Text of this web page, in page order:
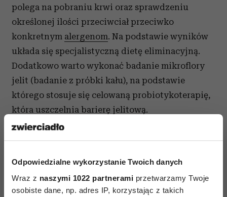
Odpowiedzialne wykorzystanie Twoich danych
Wraz z naszymi 1022 partnerami przetwarzamy Twoje
osobiste dane, np. adres IP, korzystając z takich
polega na pobraniu krwi oraz sprawdzeniu
określonej ilości przeciwciał przeciwko
konkretnym alergenom. Na podstawie wyników
układa się specjalistyczną dietę eliminacyjną.
Dodatkowo warto wykonać badanie mikroflory
jelit (badanie z próbki kału), na podstawie
którego stosuje się celowaną probiotykoterapię,
która uszczelnia barierę jelitową.
Coraz liczniejsza grupa sportowców deklaruje
osiąganych wyników w efekcie wdrożenia
indywidualnych zaleceń żywieniowych, po
badaniu nadwrażliwości pokarmowej IgG -